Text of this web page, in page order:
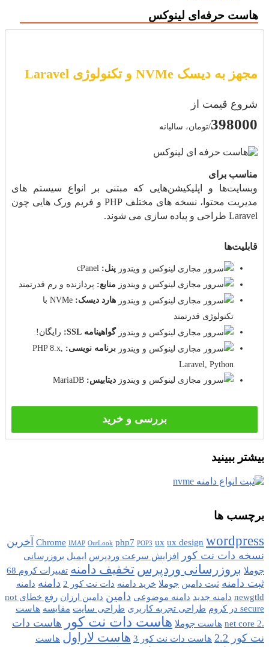
هاست حرفه‌ای لینوکس
مجهز به دیسک NVMe و تکنولوژی Laravel
شروع قیمت از
398000/تومان، سالیانه
مناسب برای
وبسایت‌ها و اپلیکیشن‌هایی که مبتنی بر انواع سیستم های
مدیریت محتوا، نسخه های مختلف PHP و فریم ورک هایی چون
Laravel طراحی و پیاده سازی می شوند.
قابلیت‌ها
پنل:
منابع: پردازنده و رم قدرتمند
هارد دیسک:
NVMe با
تکنولوژی قدرتمند
گواهینامه SSL:
رایگان!
برنامه نویسی: PHP 8.x,
Laravel, Python
دیتابیس: MariaDB
بررسی و خرید
بیشتر ببینید
برچسب ها
Chrome IMAP OutLook php7 POP3 ux ux design wordpress
آخرین
نسخه دات نت کور افزایش سرعت وردپرس ایمیل بروزرسانی
جوملا بروزرسانی وردپرس تخفیف دامنه تغییرات کروم 68
ثبت دامنه ثبت دامین جوملا خرید دامنه دات نت کور 2 دامنه دامنه
newgtld دامنه جدید دامنه موضوعی دامین دامین ارزان
رفع خطای not
secure در کروم
طراحی تجربه کاربری طراحی سایت مقایسه هاست
.net core 2
هاست جوملا هاست دات نت کور هاست دات
نت کور 2.2
هاست دات نت کور 3 هاست لاراول هاست